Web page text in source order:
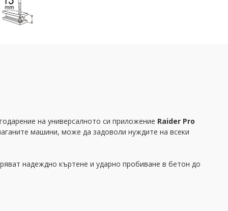
на универсалното си приложение Raider Pro
машини, може да задоволи нуждите на всеки
надеждно къртене и ударно пробиване в бетон до